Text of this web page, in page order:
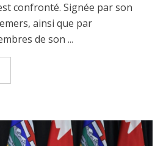
confronté. Signée par son
ainsi que par
de son ...